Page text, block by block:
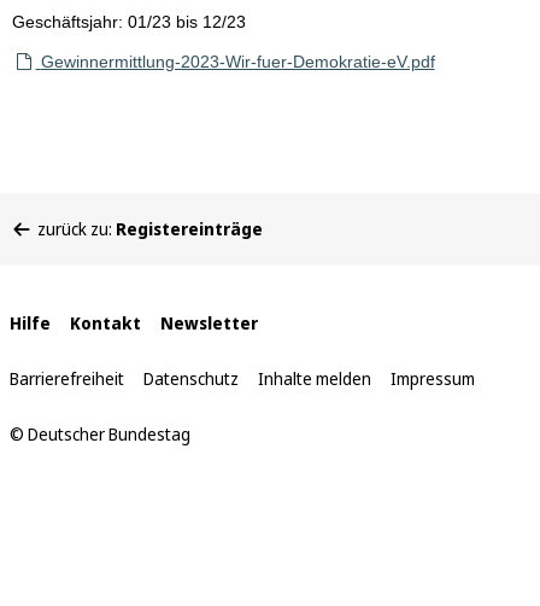
Geschäftsjahr: 01/23 bis 12/23
Gewinnermittlung-2023-Wir-fuer-Demokratie-eV.pdf
befinden
zurück zu: Registereinträge
Interne
Links
Hilfe Kontakt Newsletter
Barrierefreiheit Datenschutz Inhalte melden Impressum
© Deutscher Bundestag